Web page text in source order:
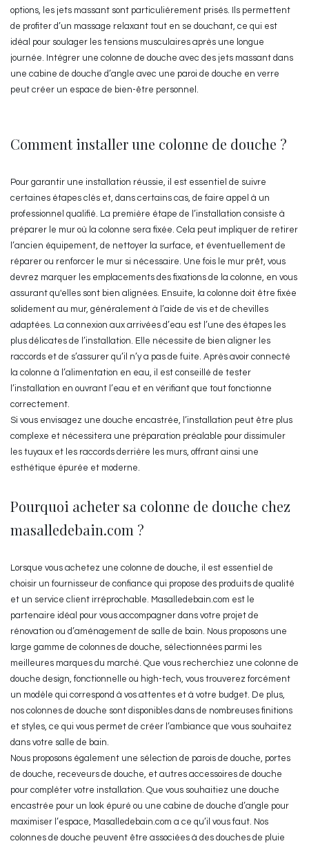
options, les jets massant sont particulièrement prisés. Ils permettent
de profiter d’un massage relaxant tout en se douchant, ce qui est
idéal pour soulager les tensions musculaires après une longue
journée. Intégrer une colonne de douche avec des jets massant dans
une cabine de douche d’angle avec une paroi de douche en verre
peut créer un espace de bien-être personnel.
Comment installer une colonne de douche ?
Pour garantir une installation réussie, il est essentiel de suivre
certaines étapes clés et, dans certains cas, de faire appel à un
professionnel qualifié. La première étape de l’installation consiste à
préparer le mur où la colonne sera fixée. Cela peut impliquer de retirer
l’ancien équipement, de nettoyer la surface, et éventuellement de
réparer ou renforcer le mur si nécessaire. Une fois le mur prêt, vous
devrez marquer les emplacements des fixations de la colonne, en vous
assurant qu'elles sont bien alignées. Ensuite, la colonne doit être fixée
solidement au mur, généralement à l’aide de vis et de chevilles
adaptées. La connexion aux arrivées d’eau est l’une des étapes les
plus délicates de l’installation. Elle nécessite de bien aligner les
raccords et de s’assurer qu’il n’y a pas de fuite. Après avoir connecté
la colonne à l’alimentation en eau, il est conseillé de tester
l’installation en ouvrant l’eau et en vérifiant que tout fonctionne
correctement.
Si vous envisagez une douche encastrée, l’installation peut être plus
complexe et nécessitera une préparation préalable pour dissimuler
les tuyaux et les raccords derrière les murs, offrant ainsi une
esthétique épurée et moderne.
Pourquoi acheter sa colonne de douche chez
masalledebain.com ?
Lorsque vous achetez une colonne de douche, il est essentiel de
choisir un fournisseur de confiance qui propose des produits de qualité
et un service client irréprochable. Masalledebain.com est le
partenaire idéal pour vous accompagner dans votre projet de
rénovation ou d’aménagement de salle de bain. Nous proposons une
large gamme de colonnes de douche, sélectionnées parmi les
meilleures marques du marché. Que vous recherchiez une colonne de
douche design, fonctionnelle ou high-tech, vous trouverez forcément
un modèle qui correspond à vos attentes et à votre budget. De plus,
nos colonnes de douche sont disponibles dans de nombreuses finitions
et styles, ce qui vous permet de créer l’ambiance que vous souhaitez
dans votre salle de bain.
Nous proposons également une sélection de parois de douche, portes
de douche, receveurs de douche, et autres accessoires de douche
pour compléter votre installation. Que vous souhaitiez une douche
encastrée pour un look épuré ou une cabine de douche d’angle pour
maximiser l’espace, Masalledebain.com a ce qu’il vous faut. Nos
colonnes de douche peuvent être associées à des douches de pluie